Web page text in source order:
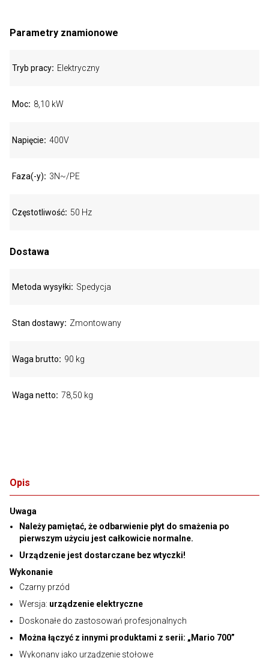
Opis
Uwaga
Należy pamiętać, że odbarwienie płyt do smażenia po
pierwszym użyciu jest całkowicie normalne.
Urządzenie jest dostarczane bez wtyczki!
Wykonanie
Czarny przód
Wersja: urządzenie elektryczne
Doskonałe do zastosowań profesjonalnych
Można łączyć z innymi produktami z serii: „Mario 700”
Wykonany jako urządzenie stołowe
Parametry znamionowe
Tryb pracy Elektryczny
Moc 8,10 kW
Napięcie 400V
Faza(-y) 3N~/PE
Częstotliwość 50 Hz
Dostawa
Metoda wysyłki Spedycja
Stan dostawy Zmontowany
Waga brutto 90 kg
Waga netto 78,50 kg